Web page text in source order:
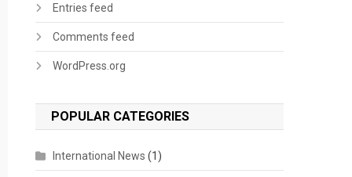
Entries feed
Comments feed
WordPress.org
POPULAR CATEGORIES
International News (1)